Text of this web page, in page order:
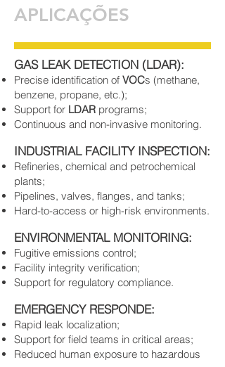
APLICAÇÕES
GAS LEAK DETECTION (LDAR):
Precise identification of VOCs (methane,
benzene, propane, etc.);
Support for LDAR programs;
Continuous and non-invasive monitoring.
INDUSTRIAL FACILITY INSPECTION:
Refineries, chemical and petrochemical
plants;
Pipelines, valves, flanges, and tanks;
Hard-to-access or high-risk environments.
ENVIRONMENTAL MONITORING:
Fugitive emissions control;
Facility integrity verification;
Support for regulatory compliance.
EMERGENCY RESPONDE:
Rapid leak localization;
Support for field teams in critical areas;
Reduced human exposure to hazardous